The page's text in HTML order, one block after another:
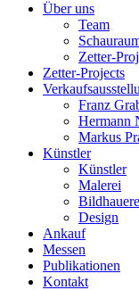
Über uns
Team
Zetter-
Zetter-Projects
Franz
Hermann
Markus
Künstler
Künstler
Malerei
Design
Ankauf
Messen
Publikationen
Kontakt